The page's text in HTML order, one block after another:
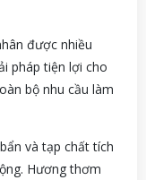
được nhiều
pháp tiện lợi cho
bộ nhu cầu làm
và tạp chất tích
Hương thơm